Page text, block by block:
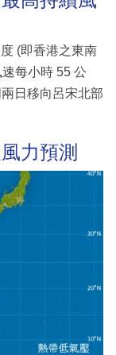
(即香港之東南
每小時 55 公
日移向呂宋北部
力預測